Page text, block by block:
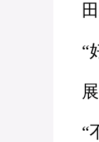
田
“
展
“